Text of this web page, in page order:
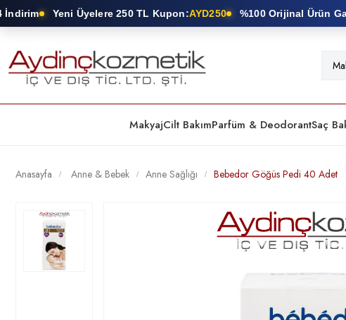
Yeni Üyelere 250 TL Kupon:AYD250 %100 Orijinal Ürün
MakyajCilt BakımParfüm & DeodorantSaç
Anasayfa Anne & Bebek Anne Sağlığı Bebedor Göğüs Pedi 40 Adet